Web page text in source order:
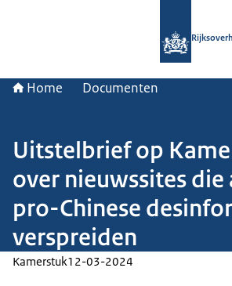
Home Documenten
Uitstelbrief op
over nieuwssites die
pro-Chinese
verspreiden
Kamerstuk12-03-2024